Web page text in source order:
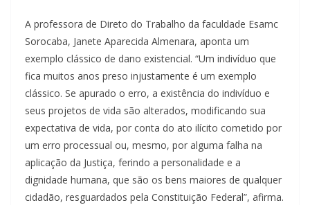
A professora de Direto do Trabalho da faculdade Esamc
Sorocaba, Janete Aparecida Almenara, aponta um
exemplo clássico de dano existencial. “Um indivíduo que
fica muitos anos preso injustamente é um exemplo
clássico. Se apurado o erro, a existência do indivíduo e
seus projetos de vida são alterados, modificando sua
expectativa de vida, por conta do ato ilícito cometido por
um erro processual ou, mesmo, por alguma falha na
aplicação da Justiça, ferindo a personalidade e a
dignidade humana, que são os bens maiores de qualquer
cidadão, resguardados pela Constituição Federal”, afirma.